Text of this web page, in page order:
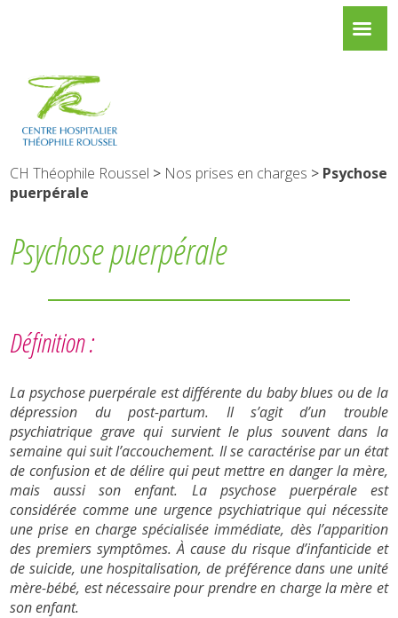
CH Théophile Roussel > Nos prises en charges > Psychose
puerpérale
Psychose puerpérale
Définition :
La psychose puerpérale est différente du baby blues ou de la
dépression du post-partum. Il s’agit d’un trouble
psychiatrique grave qui survient le plus souvent dans la
semaine qui suit l’accouchement. Il se caractérise par un état
de confusion et de délire qui peut mettre en danger la mère,
mais aussi son enfant. La psychose puerpérale est
considérée comme une urgence psychiatrique qui nécessite
une prise en charge spécialisée immédiate, dès l’apparition
des premiers symptômes. À cause du risque d’infanticide et
de suicide, une hospitalisation, de préférence dans une unité
mère-bébé, est nécessaire pour prendre en charge la mère et
son enfant.